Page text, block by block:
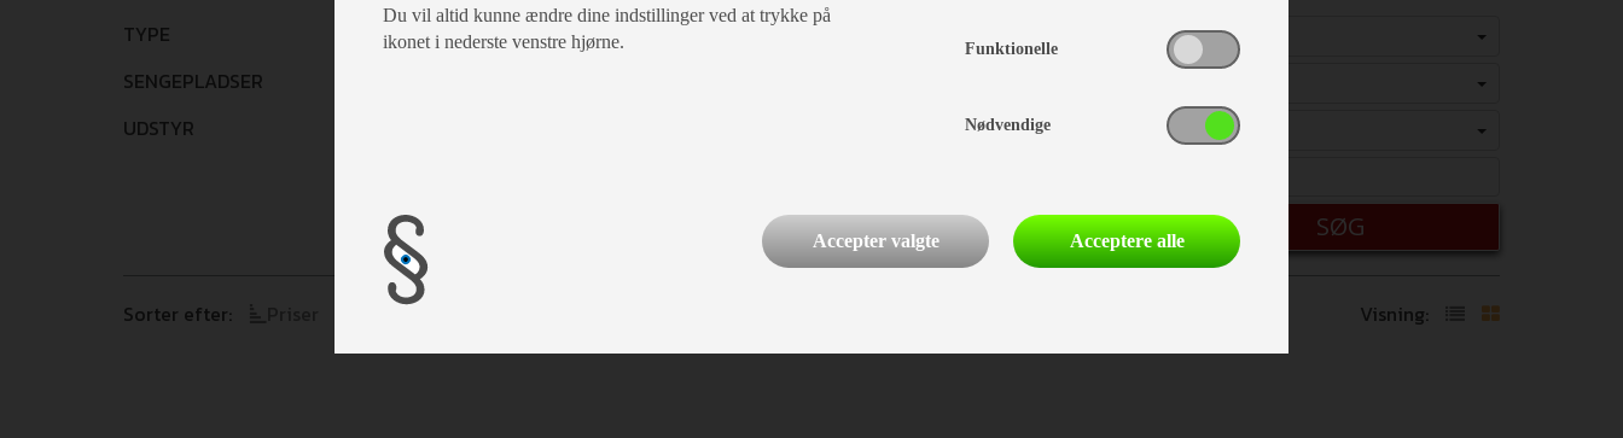
TYPE Vælg
SENGEPLADSER
UDSTYR
SØG
Sorter efter: Årgang Visning:
Du vil altid kunne ændre dine indstillinger ved at trykke på
ikonet i nederste venstre hjørne.
Funktionelle
Nødvendige
Accepter valgte Acceptere alle